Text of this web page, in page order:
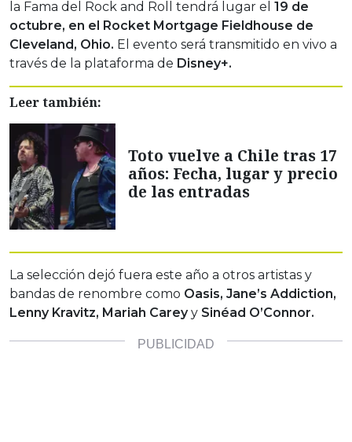
la Fama del Rock and Roll tendrá lugar el 19 de
octubre, en el Rocket Mortgage Fieldhouse de
Cleveland, Ohio. El evento será transmitido en vivo a
través de la plataforma de Disney+.
Leer también:
Toto vuelve a Chile tras 17
años: Fecha, lugar y precio
de las entradas
La selección dejó fuera este año a otros artistas y
bandas de renombre como Oasis, Jane’s Addiction,
Lenny Kravitz, Mariah Careyy Sinéad O’Connor.